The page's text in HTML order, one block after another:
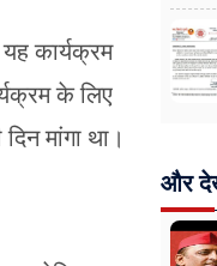
कार्यक्रम
के लिए
मांगा था।
और